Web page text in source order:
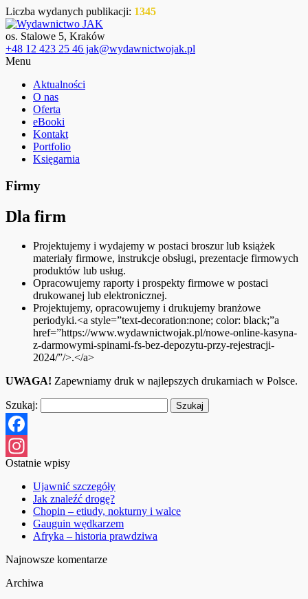
Liczba wydanych publikacji: 1345
os. Stalowe 5, Kraków
+48 12 423 25 46 jak@wydawnictwojak.pl
Menu
Aktualności
O nas
Oferta
eBooki
Kontakt
Portfolio
Księgarnia
Firmy
Dla firm
Projektujemy i wydajemy w postaci broszur lub książek
materiały firmowe, instrukcje obsługi, prezentacje firmowych
produktów lub usług.
Opracowujemy raporty i prospekty firmowe w postaci
drukowanej lub elektronicznej.
Projektujemy, opracowujemy i drukujemy branżowe
periodyki.<a style=”text-decoration:none; color: black;”a
href=”https://www.wydawnictwojak.pl/nowe-online-kasyna-
z-darmowymi-spinami-fs-bez-depozytu-przy-rejestracji-
2024/”/>.</a>
UWAGA! Zapewniamy druk w najlepszych drukarniach w Polsce.
Szukaj:
Facebook
Instagram
Ostatnie wpisy
Ujawnić szczegóły
Jak znaleźć drogę?
Chopin – etiudy, nokturny i walce
Gauguin wędkarzem
Afryka – historia prawdziwa
Najnowsze komentarze
Archiwa